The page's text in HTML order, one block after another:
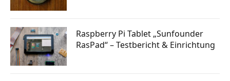
Raspberry Pi Tablet „Sunfounder
RasPad“ – Testbericht & Einrichtung